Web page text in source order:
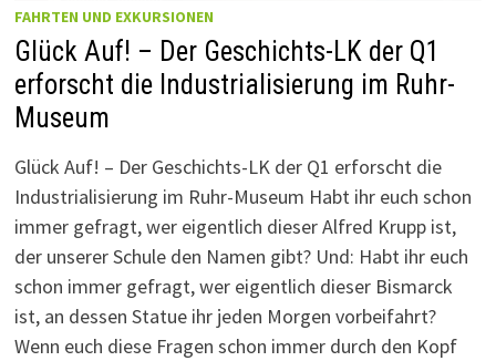
FAHRTEN UND EXKURSIONEN
Glück Auf! – Der Geschichts-LK der Q1
erforscht die Industrialisierung im Ruhr-
Museum
Glück Auf! – Der Geschichts-LK der Q1 erforscht die
Industrialisierung im Ruhr-Museum Habt ihr euch schon
immer gefragt, wer eigentlich dieser Alfred Krupp ist,
der unserer Schule den Namen gibt? Und: Habt ihr euch
schon immer gefragt, wer eigentlich dieser Bismarck
ist, an dessen Statue ihr jeden Morgen vorbeifahrt?
Wenn euch diese Fragen schon immer durch den Kopf